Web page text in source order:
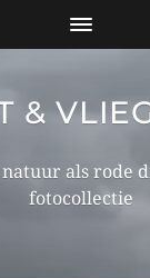
&
als rode
fotocollectie